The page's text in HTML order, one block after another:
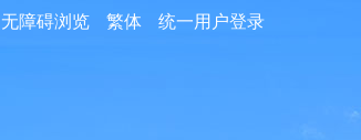
统一用户登录
繁体
无障碍浏览